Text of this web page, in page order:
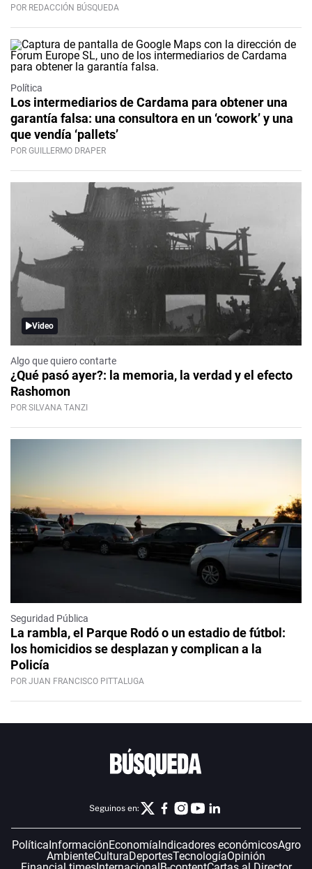
POR REDACCIÓN BÚSQUEDA
Política
Los intermediarios de Cardama para obtener una
garantía falsa: una consultora en un ‘cowork’ y una
que vendía ‘pallets’
POR GUILLERMO DRAPER
Video
Algo que quiero contarte
¿Qué pasó ayer?: la memoria, la verdad y el efecto
Rashomon
POR SILVANA TANZI
Seguridad Pública
La rambla, el Parque Rodó o un estadio de fútbol:
los homicidios se desplazan y complican a la
Policía
POR JUAN FRANCISCO PITTALUGA
Seguinos en:
PolíticaInformaciónEconomíaIndicadores económicosAgro
AmbienteCulturaDeportesTecnologíaOpinión